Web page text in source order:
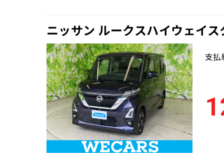
ニッサン ルークスハイウェイ
支払